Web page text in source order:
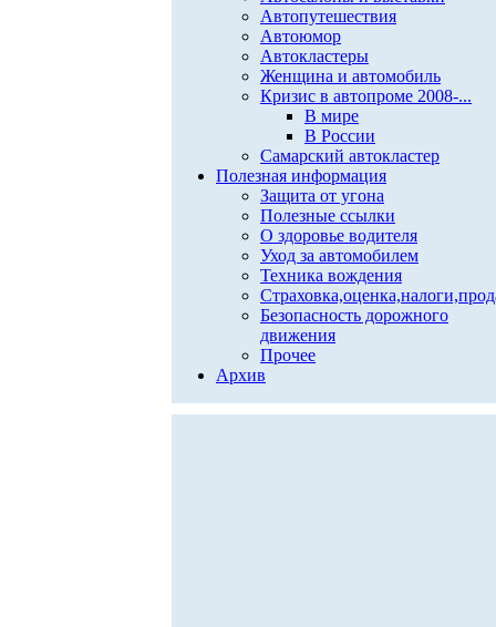
Автопутешествия
Автоюмор
Автокластеры
Женщина и автомобиль
Кризис в автопроме 2008-...
В мире
В России
Самарский автокластер
Полезная информация
Защита от угона
Полезные ссылки
О здоровье водителя
Уход за автомобилем
Техника вождения
Безопасность дорожного
движения
Прочее
Архив